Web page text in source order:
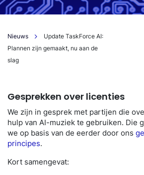
Nieuws
Update TaskForce AI:
Plannen zijn gemaakt, nu aan de
slag
Gesprekken over licenties
We zijn in gesprek met partijen die
hulp van AI-muziek te gebruiken. Die
we op basis van de eerder door ons
principes.
Kort samengevat: